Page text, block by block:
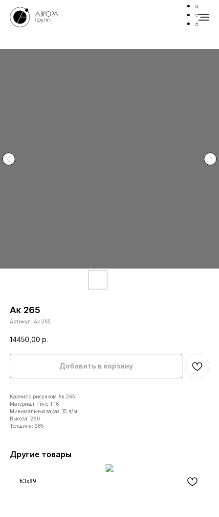
Ак 265
Артикул: Ак 265
14450,00 р.
Добавить в корзину
Карниз с рисунком Ак 265
Материал: Гипс-Г16
Минимальныз заказ: 15 п/м
Высота: 260
Толщина: 285
Другие товары
63x89